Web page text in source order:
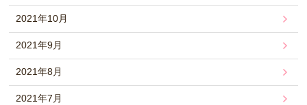
2021年10月
2021年9月
2021年8月
2021年7月